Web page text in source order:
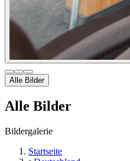
Alle Bilder
Alle Bilder
Bildergalerie
Startseite